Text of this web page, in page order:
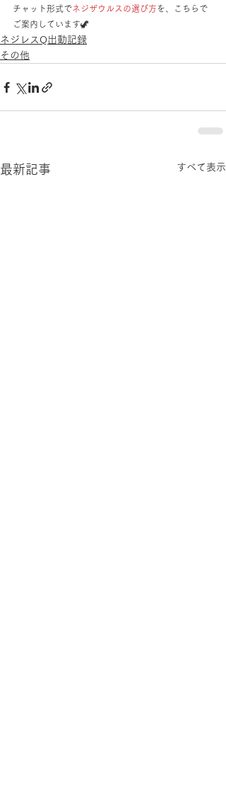
チャット形式でネジザウルスの選び方 を、こちらで
ご案内しています🦖
ネジレスQ出動記録
その他
最新記事 すべて表示